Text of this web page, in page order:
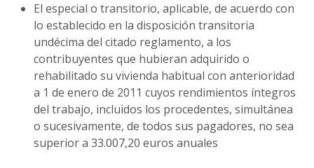
El especial o transitorio, aplicable, de acuerdo con
lo establecido en la disposición transitoria
undécima del citado reglamento, a los
contribuyentes que hubieran adquirido o
rehabilitado su vivienda habitual con anterioridad
a 1 de enero de 2011 cuyos rendimientos íntegros
del trabajo, incluidos los procedentes, simultánea
o sucesivamente, de todos sus pagadores, no sea
superior a 33.007,20 euros anuales